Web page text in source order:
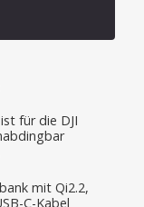
für die DJI
mit Qi2.2,
C-Kabel